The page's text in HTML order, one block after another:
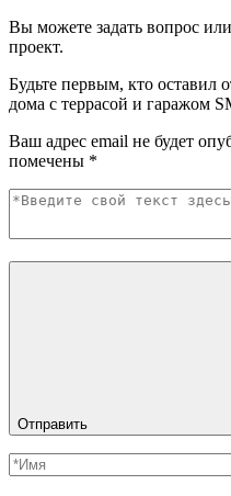
Вы можете задать вопрос
проект.
Будьте первым, кто оставил
дома с террасой и гаражом
Ваш адрес email не будет
помечены *
Отправить